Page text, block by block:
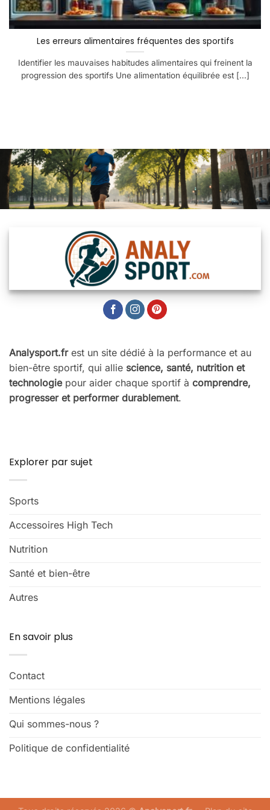
Les erreurs alimentaires fréquentes des sportifs
Identifier les mauvaises habitudes alimentaires qui freinent la
progression des sportifs Une alimentation équilibrée est [...]
Analysport.frest un site dédié à la performance et au
bien-être sportif, qui allie science, santé, nutrition et
technologiepour aider chaque sportif à comprendre,
progresser et performer durablement.
Explorer par sujet
Sports
Accessoires High Tech
Nutrition
Santé et bien-être
Autres
En savoir plus
Contact
Mentions légales
Qui sommes-nous ?
Politique de confidentialité